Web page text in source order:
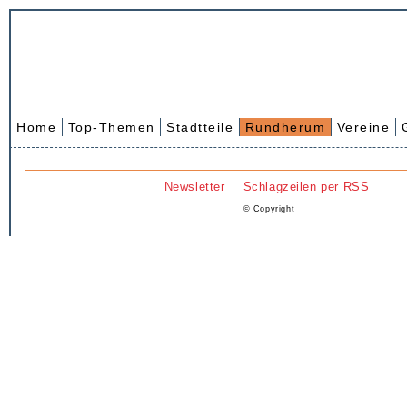
Home Top-Themen Stadtteile Rundherum Vereine
Newsletter Schlagzeilen per RSS
© Copyright